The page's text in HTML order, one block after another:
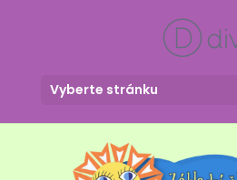
Vyberte stránku